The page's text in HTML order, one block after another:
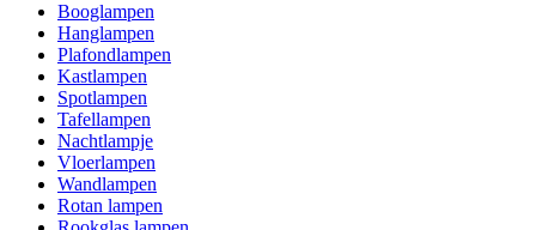
Booglampen
Hanglampen
Plafondlampen
Kastlampen
Spotlampen
Tafellampen
Nachtlampje
Vloerlampen
Wandlampen
Rotan lampen